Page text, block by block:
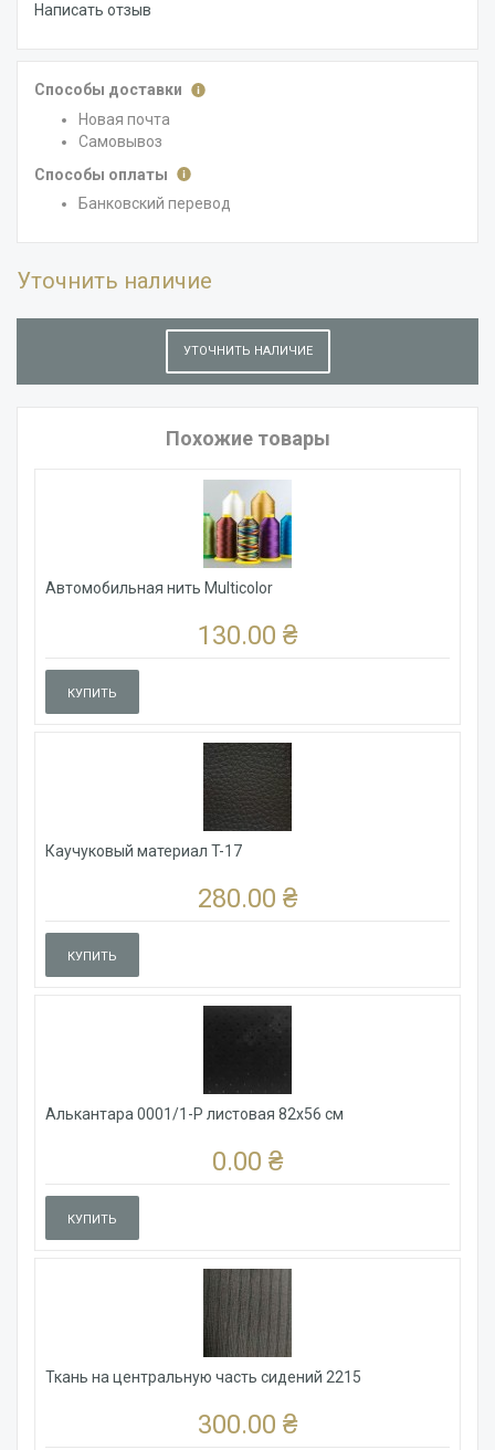
Написать отзыв
Способы доставки
Новая почта
Самовывоз
Способы оплаты
Банковский перевод
Уточнить наличие
УТОЧНИТЬ НАЛИЧИЕ
Похожие товары
Автомобильная нить Multicolor
130.00 ₴
КУПИТЬ
Каучуковый материал T-17
280.00 ₴
КУПИТЬ
Алькантара 0001/1-P листовая 82x56 см
0.00 ₴
КУПИТЬ
Ткань на центральную часть сидений 2215
300.00 ₴